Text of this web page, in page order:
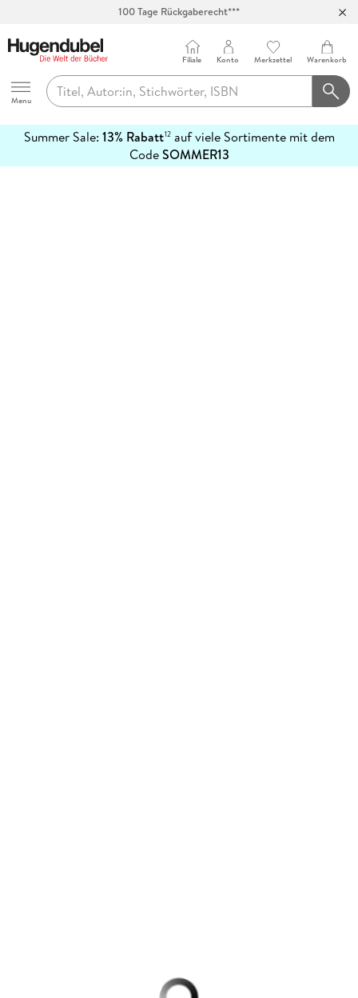
100 Tage Rückgaberecht***
Hugendubel
Menu
Filiale Konto Merkzettel Warenkorb
Summer Sale: 13% Rabatt12auf viele Sortimente mit dem
CodeSOMMER13
erfahren